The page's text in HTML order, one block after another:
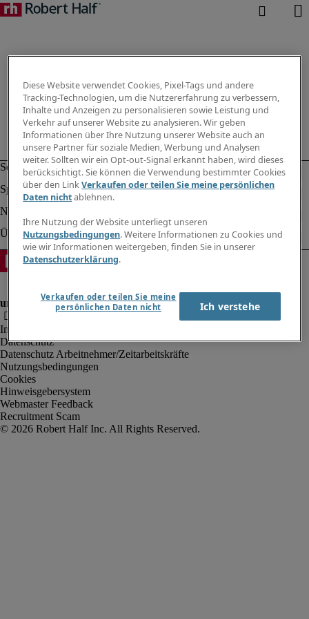
Impressum
Datenschutz
Datenschutz Arbeitnehmer/Zeitarbeitskräfte
Nutzungsbedingungen
Cookies
Hinweisgebersystem
Webmaster Feedback
Recruitment Scam
Diese Website verwendet Cookies, Pixel-Tags und andere
Tracking-Technologien, um die Nutzererfahrung zu verbessern,
Inhalte und Anzeigen zu personalisieren sowie Leistung und
Verkehr auf unserer Website zu analysieren. Wir geben
Informationen über Ihre Nutzung unserer Website auch an
unsere Partner für soziale Medien, Werbung und Analysen
weiter. Sollten wir ein Opt-out-Signal erkannt haben, wird dieses
berücksichtigt. Sie können die Verwendung bestimmter Cookies
über den LinkVerkaufen oder teilen Sie meine persönlichen
Daten nichtablehnen.
Ihre Nutzung der Website unterliegt unseren
Nutzungsbedingungen. Weitere Informationen zu Cookies und
wie wir Informationen weitergeben, finden Sie in unserer
Datenschutzerklärung.
Verkaufen oder teilen Sie meine
persönlichen Daten nicht
Ich verstehe